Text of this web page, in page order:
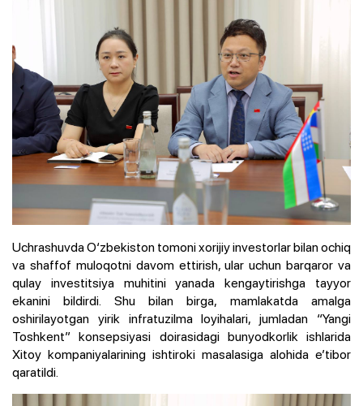
Uchrashuvda O‘zbekiston tomoni xorijiy investorlar bilan ochiq
va shaffof muloqotni davom ettirish, ular uchun barqaror va
qulay investitsiya muhitini yanada kengaytirishga tayyor
ekanini bildirdi. Shu bilan birga, mamlakatda amalga
oshirilayotgan yirik infratuzilma loyihalari, jumladan “Yangi
Toshkent” konsepsiyasi doirasidagi bunyodkorlik ishlarida
Xitoy kompaniyalarining ishtiroki masalasiga alohida e’tibor
qaratildi.